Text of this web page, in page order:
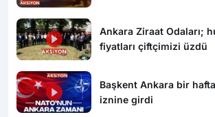
Ankara Ziraat Odaları;
fiyatları çiftçimizi üzdü
Başkent Ankara bir
iznine girdi